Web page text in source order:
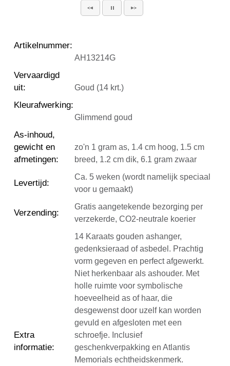
Artikelnummer:
AH13214G
Vervaardigd
uit: Goud (14 krt.)
Kleurafwerking:
Glimmend goud
As-inhoud,
gewicht en
afmetingen:
zo'n 1 gram as, 1.4 cm hoog, 1.5 cm
breed, 1.2 cm dik, 6.1 gram zwaar
Levertijd:
Ca. 5 weken (wordt namelijk speciaal
voor u gemaakt)
Verzending:
Gratis aangetekende bezorging per
verzekerde, CO2-neutrale koerier
Extra
informatie:
14 Karaats gouden ashanger,
gedenksieraad of asbedel. Prachtig
vorm gegeven en perfect afgewerkt.
Niet herkenbaar als ashouder. Met
holle ruimte voor symbolische
hoeveelheid as of haar, die
desgewenst door uzelf kan worden
gevuld en afgesloten met een
schroefje. Inclusief
geschenkverpakking en Atlantis
Memorials echtheidskenmerk.